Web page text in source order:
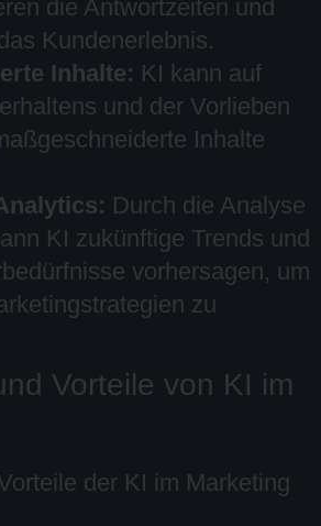
die Antwortzeiten und
Kundenerlebnis.
Inhalte: KI kann auf
und der Vorlieben
Inhalte
Durch die Analyse
KI zukünftige Trends und
vorhersagen, um
zu
Vorteile von KI im
der KI im Marketing